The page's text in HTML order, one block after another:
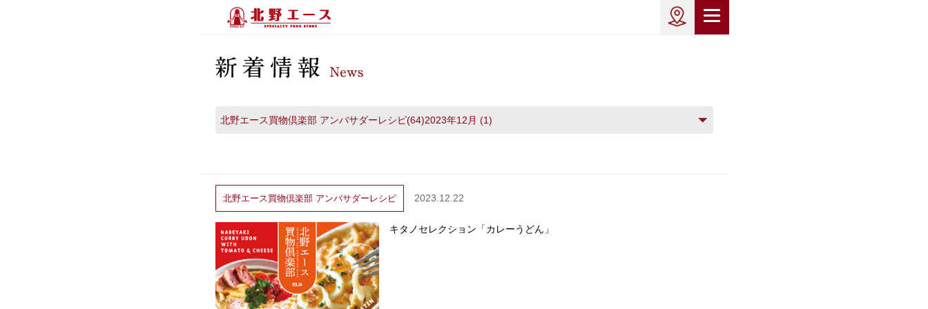
北野エース買物倶楽部 アンバサダーレシピ(64)2023年12月 (1)
北野エース買物倶楽部 アンバサダーレシピ 2023.12.22
キタノセレクション「カレーうどん」